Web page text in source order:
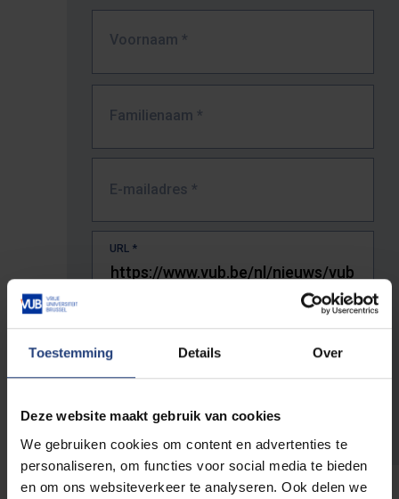
Toestemming Details Over
Deze website maakt gebruik van cookies
We gebruiken cookies om content en advertenties te
personaliseren, om functies voor social media te bieden
en om ons websiteverkeer te analyseren. Ook delen we
Voornaam *
Familienaam *
E-mailadres *
URL *
De volledige URL van de pagina waar je de fout zag.